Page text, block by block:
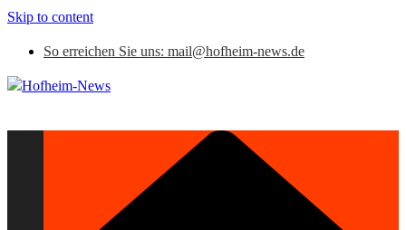
Skip to content
So erreichen Sie uns: mail@hofheim-news.de